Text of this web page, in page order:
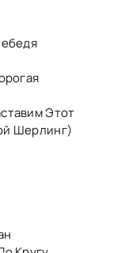
Этот
Шерлинг)